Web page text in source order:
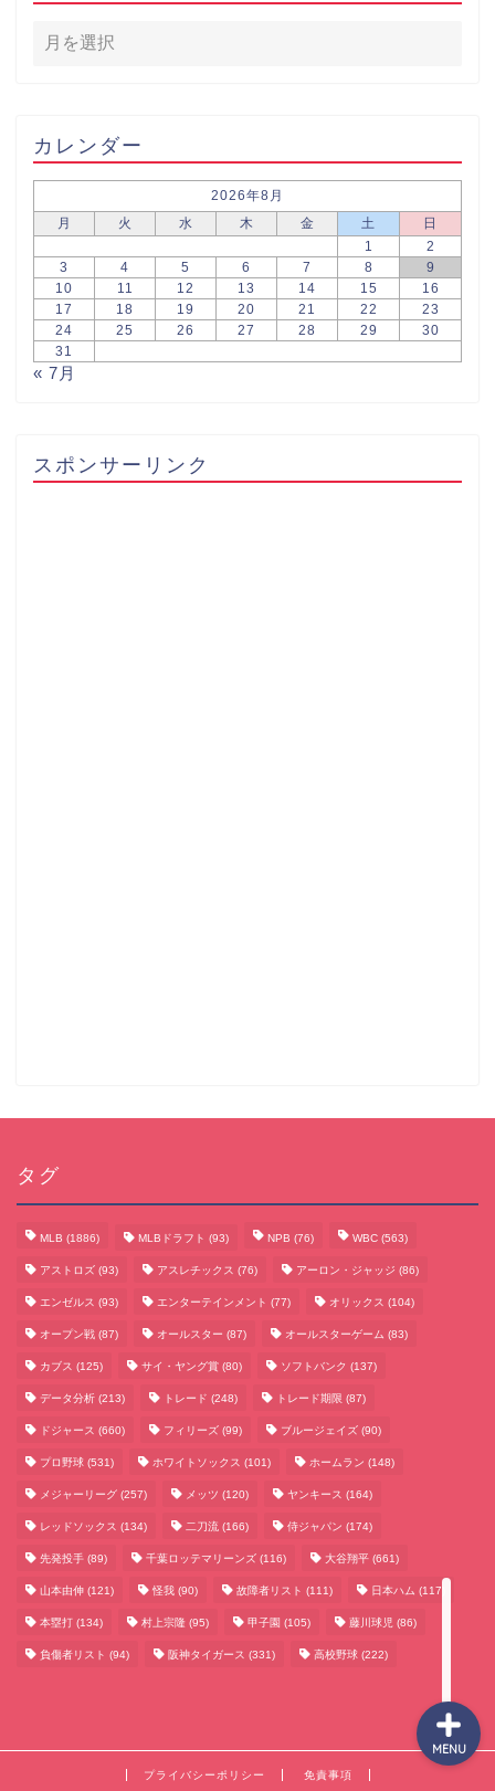
カレンダー
2026年8月
月
火 水 木 金 土
日
1
2
3
4 5 6 7 8
9
10
11 12 13 14 15
16
17
18 19 20 21 22
23
24
25 26 27 28 29
30
31
« 7月
スポンサーリンク
タグ
MLB (1886) MLBドラフト (93) NPB (76) WBC (563)
アストロズ (93) アスレチックス (76) アーロン・ジャッジ (86)
エンゼルス (93) エンターテインメント (77) オリックス (104)
オープン戦 (87) オールスター (87) オールスターゲーム (83)
カブス (125) サイ・ヤング賞 (80) ソフトバンク (137)
データ分析 (213) トレード (248) トレード期限 (87)
ドジャース (660) フィリーズ (99) ブルージェイズ (90)
プロ野球 (531) ホワイトソックス (101) ホームラン (148)
メジャーリーグ (257) メッツ (120) ヤンキース (164)
レッドソックス (134) 二刀流 (166) 侍ジャパン (174)
先発投手 (89) 千葉ロッテマリーンズ (116) 大谷翔平 (661)
山本由伸 (121) 怪我 (90) 故障者リスト (111) 日本ハム (117)
本塁打 (134) 村上宗隆 (95) 甲子園 (105) 藤川球児 (86)
負傷者リスト (94) 阪神タイガース (331) 高校野球 (222)
プライバシーポリシー 免責事項
MENU
テクノロジーまとめ
ビジネス・経済まとめ